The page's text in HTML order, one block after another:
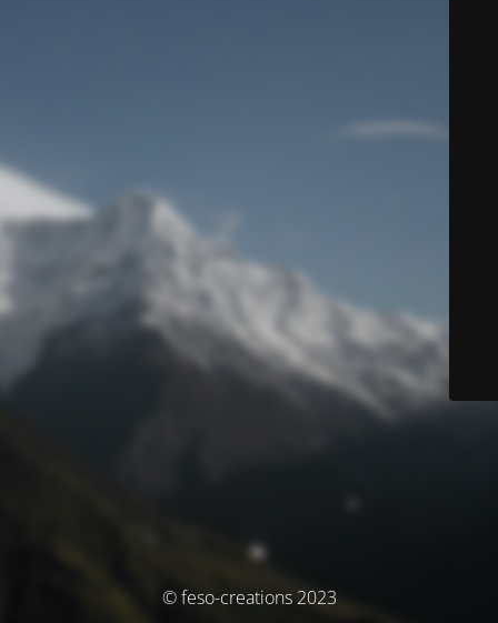
© feso-creations 2023